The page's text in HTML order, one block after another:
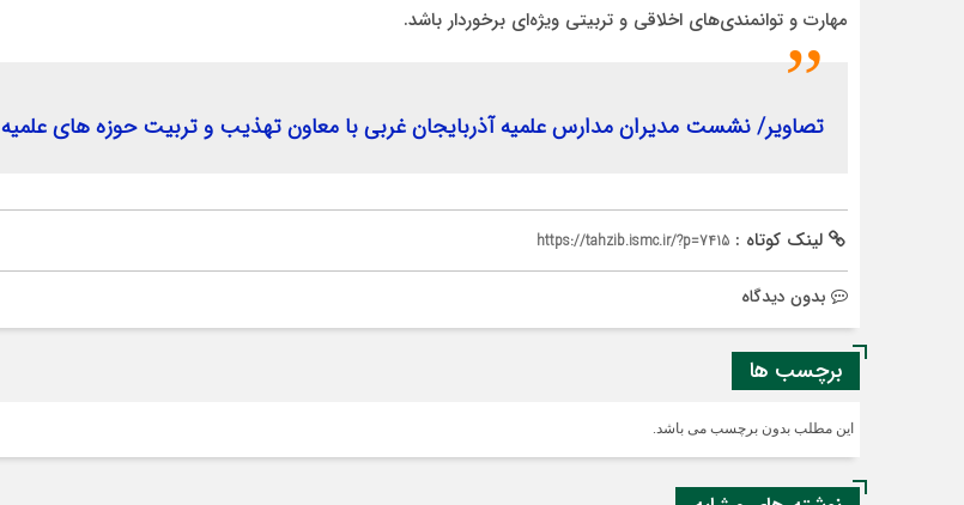
مهارت‌ و توانمندی‌های اخلاقی و تربیتی ویژه‌ای برخوردار باشد.
تصاویر/ نشست مدیران مدارس علمیه آذربایجان غربی با معاون تهذیب و تربیت حوزه های علمیه
لینک کوتاه : https://tahzib.ismc.ir/?p=7415
بدون دیدگاه
برچسب ها
این مطلب بدون برچسب می باشد.